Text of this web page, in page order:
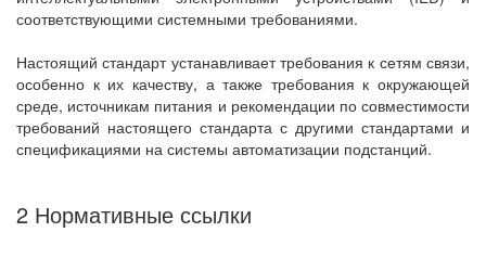
соответствующими системными требованиями.
Настоящий стандарт устанавливает требования к сетям связи,
особенно к их качеству, а также требования к окружающей
среде, источникам питания и рекомендации по совместимости
требований настоящего стандарта с другими стандартами и
спецификациями на системы автоматизации подстанций.
2 Нормативные ссылки